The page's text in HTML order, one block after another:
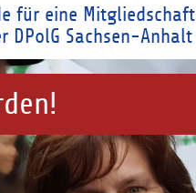
für eine Mitgliedschaft
DPolG Sachsen-Anhalt